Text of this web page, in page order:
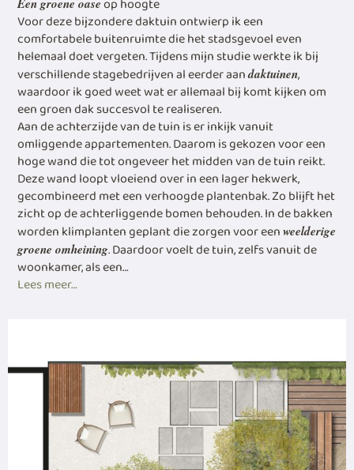
op hoogte
Voor deze bijzondere daktuin ontwierp ik een
comfortabele buitenruimte die het stadsgevoel even
helemaal doet vergeten. Tijdens mijn studie werkte ik bij
verschillende stagebedrijven al eerder aandaktuinen,
waardoor ik goed weet wat er allemaal bij komt kijken om
een groen dak succesvol te realiseren.
Aan de achterzijde van de tuin is er inkijk vanuit
omliggende appartementen. Daarom is gekozen voor een
hoge wand die tot ongeveer het midden van de tuin reikt.
Deze wand loopt vloeiend over in een lager hekwerk,
gecombineerd met een verhoogde plantenbak. Zo blijft het
zicht op de achterliggende bomen behouden. In de bakken
worden klimplanten geplant die zorgen voor eenweelderige
groene omheining. Daardoor voelt de tuin, zelfs vanuit de
woonkamer, als een…
Lees meer…